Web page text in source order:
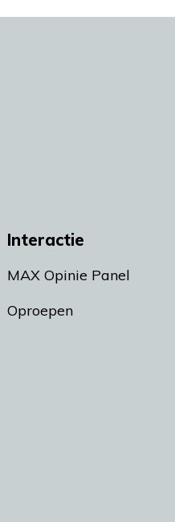
Interactie
MAX Opinie Panel
Oproepen